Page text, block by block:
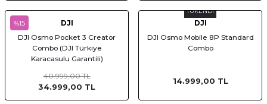
%15
DJI
DJI Osmo Pocket 3 Creator
Combo (DJI Türkiye
Karacasulu Garantili)
40.999,00 TL
34.999,00 TL
TÜKENDİ
DJI
DJI Osmo Mobile 8P Standard
Combo
14.999,00 TL